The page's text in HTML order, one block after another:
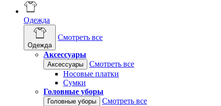
Одежда
Одежда
Смотреть все
Аксессуары
Аксессуары
Смотреть все
Носовые платки
Сумки
Головные уборы
Головные уборы
Смотреть все